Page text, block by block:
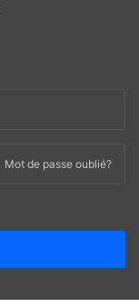
Mot de passe oublié?